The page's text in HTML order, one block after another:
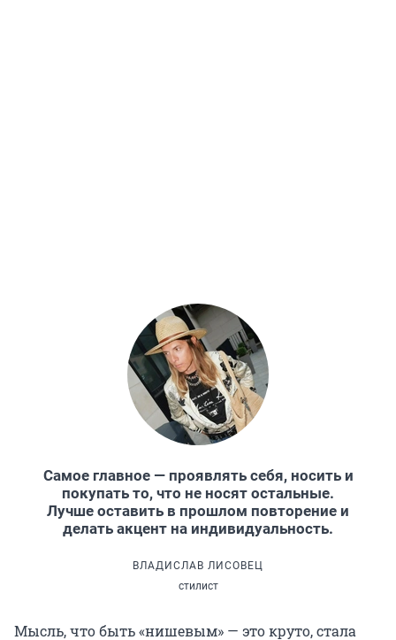
Самое главное — проявлять себя, носить и
покупать то, что не носят остальные.
Лучше оставить в прошлом повторение и
делать акцент на индивидуальность.
ВЛАДИСЛАВ ЛИСОВЕЦ
стилист
Мысль, что быть «нишевым» — это круто, стала